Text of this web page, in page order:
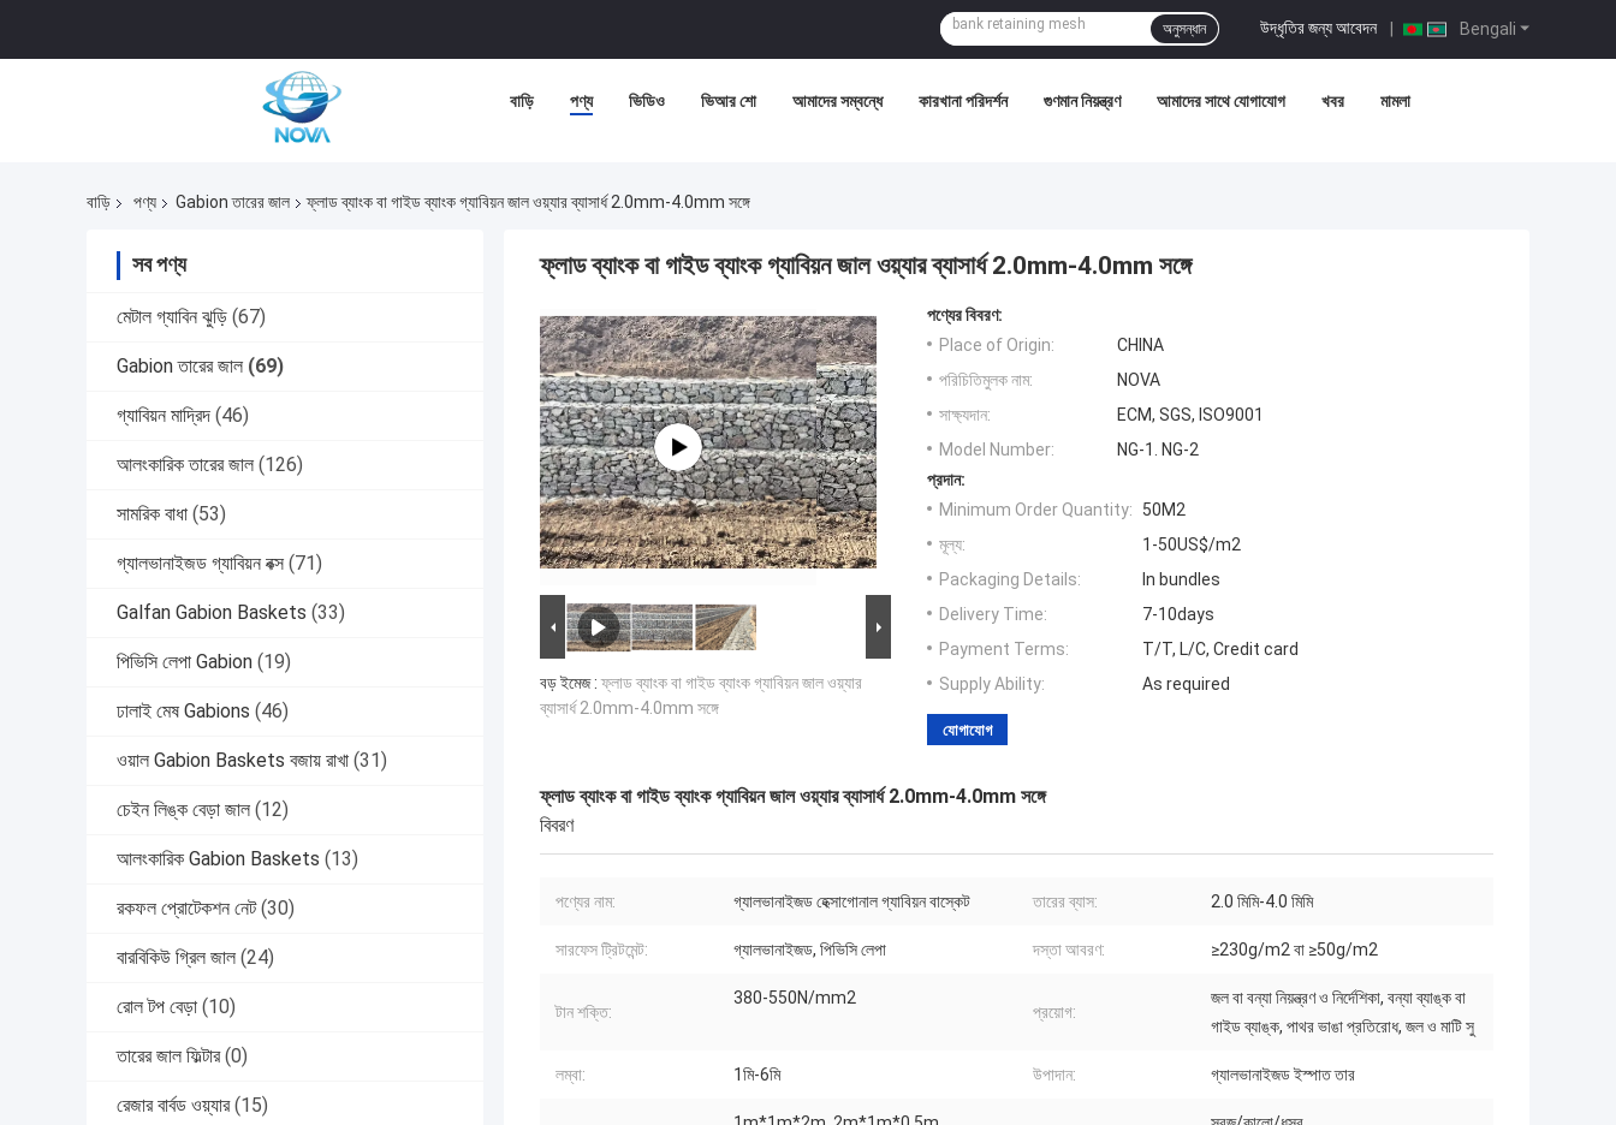
Bengali
উদ্ধৃতির জন্য আবেদন |
অনুসন্ধান
বাড়ি পণ্য ভিডিও ভিআর শো আমাদের সম্বন্ধে কারখানা পরিদর্শন গুণমান নিয়ন্ত্রণ আমাদের সাথে যোগাযোগ খবর মামলা
বাড়ি পণ্য Gabion তারের জাল ফ্লাড ব্যাংক বা গাইড ব্যাংক গ্যাবিয়ন জাল ওয়্যার ব্যাসার্ধ 2.0mm-4.0mm সঙ্গে
সব পণ্য
মেটাল গ্যাবিন ঝুড়ি (67)
Gabion তারের জাল (69)
গ্যাবিয়ন মাদ্রিদ (46)
আলংকারিক তারের জাল (126)
সামরিক বাধা (53)
গ্যালভানাইজড গ্যাবিয়ন বক্স (71)
Galfan Gabion Baskets (33)
পিভিসি লেপা Gabion (19)
ঢালাই মেষ Gabions (46)
ওয়াল Gabion Baskets বজায় রাখা (31)
চেইন লিঙ্ক বেড়া জাল (12)
আলংকারিক Gabion Baskets (13)
রকফল প্রোটেকশন নেট (30)
বারবিকিউ গ্রিল জাল (24)
রোল টপ বেড়া (10)
তারের জাল ফিল্টার (0)
রেজার বার্বড ওয়্যার (15)
ফ্লাড ব্যাংক বা গাইড ব্যাংক গ্যাবিয়ন জাল ওয়্যার ব্যাসার্ধ 2.0mm-4.0mm সঙ্গে
বড় ইমেজ :ফ্লাড ব্যাংক বা গাইড ব্যাংক গ্যাবিয়ন জাল ওয়্যার
ব্যাসার্ধ 2.0mm-4.0mm সঙ্গে
পণ্যের বিবরণ:
Place of Origin:
CHINA
পরিচিতিমুলক নাম:
NOVA
সাক্ষ্যদান:
ECM, SGS, ISO9001
Model Number:
NG-1. NG-2
প্রদান:
Minimum Order Quantity:
50M2
মূল্য:
1-50US$/m2
Packaging Details:
In bundles
Delivery Time:
7-10days
Payment Terms:
T/T, L/C, Credit card
Supply Ability:
As required
যোগাযোগ
ফ্লাড ব্যাংক বা গাইড ব্যাংক গ্যাবিয়ন জাল ওয়্যার ব্যাসার্ধ 2.0mm-4.0mm সঙ্গে
বিবরণ
পণ্যের নাম: গ্যালভানাইজড হেক্সাগোনাল গ্যাবিয়ন বাস্কেট তারের ব্যাস: 2.0 মিমি-4.0 মিমি
সারফেস ট্রিটমেন্ট: গ্যালভানাইজড, পিভিসি লেপা দস্তা আবরণ: ≥230g/m2 বা ≥50g/m2
টান শক্তি:
380-550N/mm2
প্রয়োগ:
জল বা বন্যা নিয়ন্ত্রণ ও নির্দেশিকা, বন্যা ব্যাঙ্ক বা
গাইড ব্যাঙ্ক, পাথর ভাঙা প্রতিরোধ, জল ও মাটি সু
লম্বা: 1মি-6মি উপাদান: গ্যালভানাইজড ইস্পাত তার